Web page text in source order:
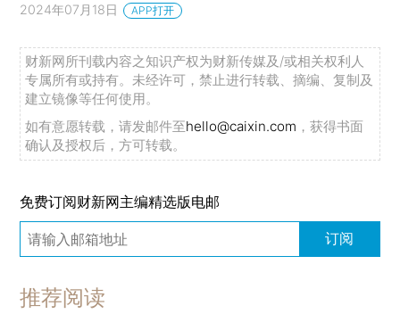
2024年07月18日 APP打开
财新网所刊载内容之知识产权为财新传媒及/或相关权利人
专属所有或持有。未经许可，禁止进行转载、摘编、复制及
建立镜像等任何使用。
如有意愿转载，请发邮件至hello@caixin.com ，获得书面
确认及授权后，方可转载。
免费订阅财新网主编精选版电邮
订阅
推荐阅读